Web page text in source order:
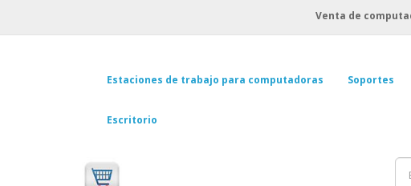
Venta de
Estaciones de trabajo para computadoras Soportes
Escritorio